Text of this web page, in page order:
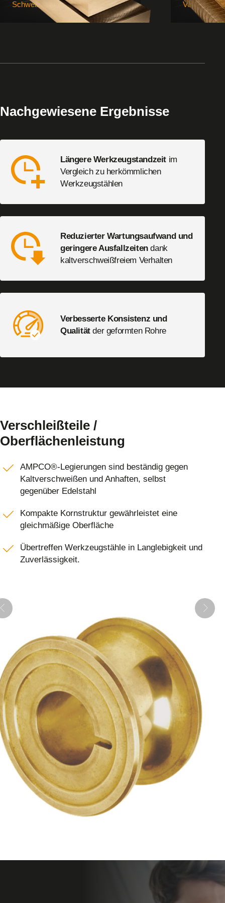
Schweißrollen, Kalibrierrollen
Nachgewiesene Ergebnisse
Längere Werkzeugstandzeit im
Vergleich zu herkömmlichen
Werkzeugstählen
Reduzierter Wartungsaufwand und
geringere Ausfallzeitendank
kaltverschweißfreiem Verhalten
Verbesserte Konsistenz und
Qualitätder geformten Rohre
Verschleißteile /
Oberflächenleistung
AMPCO®-Legierungen sind beständig gegen
Kaltverschweißen und Anhaften, selbst
gegenüber Edelstahl
Kompakte Kornstruktur gewährleistet eine
gleichmäßige Oberfläche
Übertreffen Werkzeugstähle in Langlebigkeit und
Zuverlässigkeit.